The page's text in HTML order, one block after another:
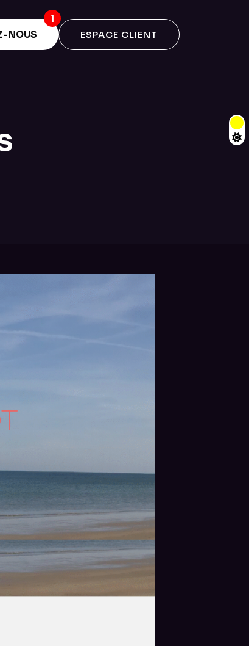
NOUS ESPACE CLIENT